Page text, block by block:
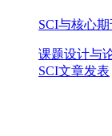
SCI与核心
课题设计与
SCI文章发表